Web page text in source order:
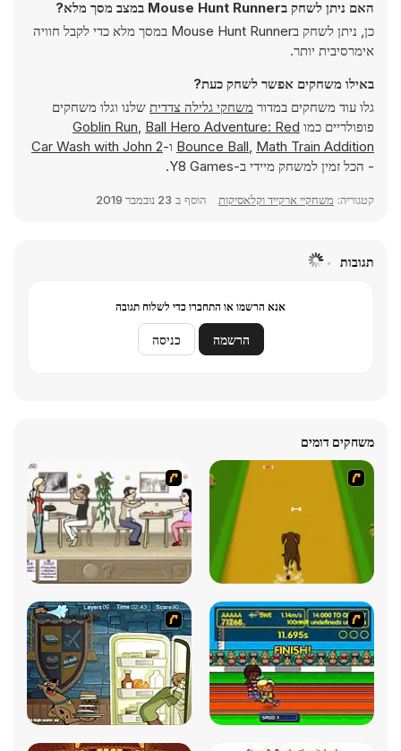
האם ניתן לשחק בMouse Hunt Runner במצב מסך מלא?
כן, ניתן לשחק בMouse Hunt Runner במסך מלא כדי לקבל חוויה
אימרסיבית יותר.
באילו משחקים אפשר לשחק כעת?
גלו עוד משחקים במדור משחקי גלילה צדדית שלנו וגלו משחקים
פופולריים כמו
Goblin Run, Ball Hero Adventure: Red
Bounce Ball, Math Train Addition ו-Car Wash with John 2
- הכל זמין למשחק מיידי ב-Y8 Games.
קטגוריה: משחקיי ארקייד וקלאסיקות הוסף ב 23 נובמבר 2019
תגובות
אנא הרשמו או התחברו כדי לשלוח תגובה
הרשמה כניסה
משחקים דומים